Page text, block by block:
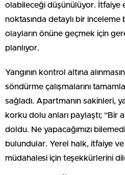
olabileceği düşünülüyor. İtfaiye
noktasında detaylı bir
olayların önüne geçmek için
planlıyor.
Yangının kontrol altına
söndürme çalışmalarını
sağladı. Apartmanın sakinleri,
korku dolu anları paylaştı; “Bir
doldu. Ne yapacağımızı
bulundular. Yerel halk, itfaiye ve
müdahalesi için teşekkürlerini